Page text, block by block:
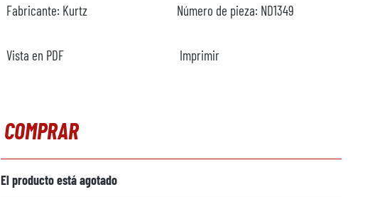
Fabricante: Kurtz Número de pieza: ND1349
Vista en PDF Imprimir
COMPRAR
El producto está agotado